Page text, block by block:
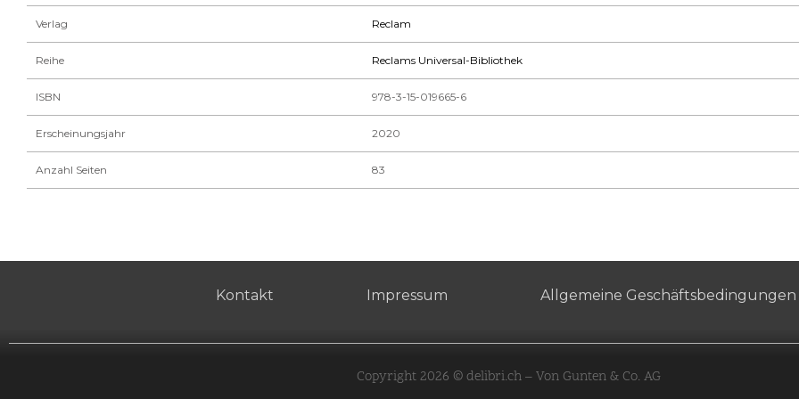
Verlag Reclam
Reihe Reclams Universal-Bibliothek
ISBN 978-3-15-019665-6
Erscheinungsjahr 2020
Anzahl Seiten 83
Kontakt Impressum Allgemeine Geschäftsbedingungen
Copyright 2026 © delibri.ch – Von Gunten & Co. AG